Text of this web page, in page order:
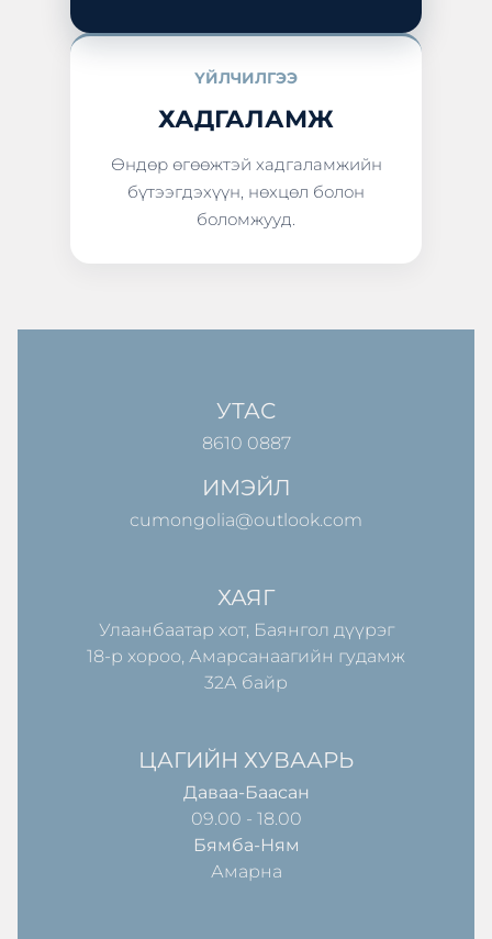
ҮЙЛЧИЛГЭЭ
ХАДГАЛАМЖ
Өндөр өгөөжтэй хадгаламжийн
бүтээгдэхүүн, нөхцөл болон
боломжууд.
УТАС
8610 0887
ИМЭЙЛ
cumongolia@outlook.com
ХАЯГ
Улаанбаатар хот, Баянгол дүүрэг
18-р хороо, Амарсанаагийн гудамж
32А байр
ЦАГИЙН ХУВААРЬ
Даваа-Баасан
09.00 - 18.00
Бямба-Ням
Амарна